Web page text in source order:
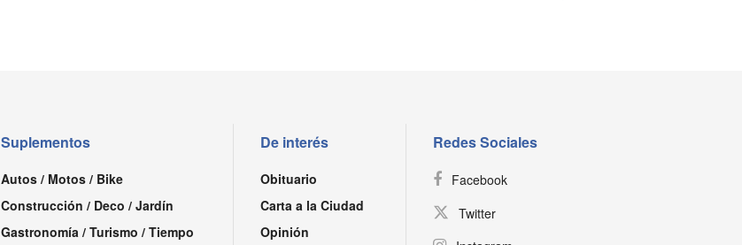
Suplementos
Autos / Motos / Bike
Construcción / Deco / Jardín
Gastronomía / Turismo / Tiempo
De interés
Obituario
Carta a la Ciudad
Opinión
Redes Sociales
Facebook
Twitter